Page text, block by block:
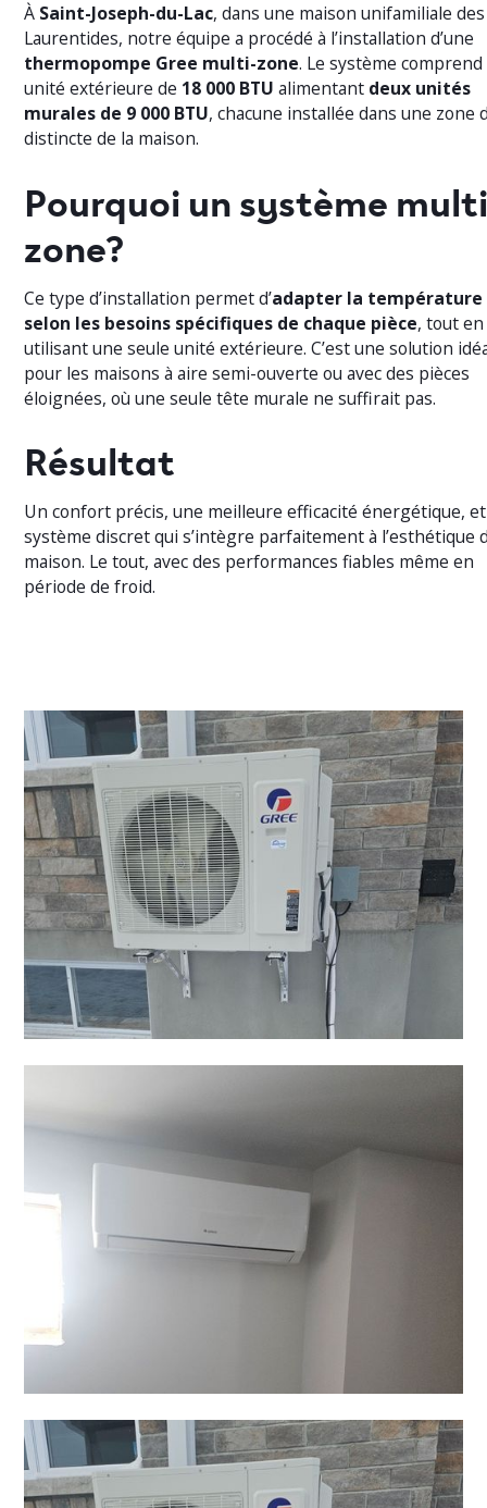
À Saint-Joseph-du-Lac, dans une maison unifamiliale des
Laurentides, notre équipe a procédé à l’installation d’une
thermopompe Gree multi-zone. Le système
unité extérieure de 18 000 BTU alimentant deux unités
murales de 9 000 BTU, chacune installée dans une zone
distincte de la maison.
Pourquoi un système
zone?
Ce type d’installation permet d’adapter la température
selon les besoins spécifiques de chaque pièce, tout en
utilisant une seule unité extérieure. C’est une solution
pour les maisons à aire semi-ouverte ou avec des pièces
éloignées, où une seule tête murale ne suffirait pas.
Résultat
Un confort précis, une meilleure efficacité énergétique,
système discret qui s’intègre parfaitement à l’esthétique
maison. Le tout, avec des performances fiables même en
période de froid.